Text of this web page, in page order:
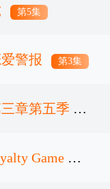
第5集
警报 第3集
章第五季
结 Game